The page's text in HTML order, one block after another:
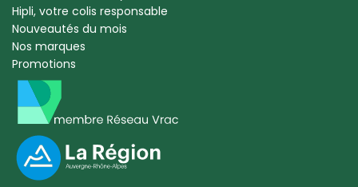
Hipli, votre colis responsable
Nouveautés du mois
Nos marques
Promotions